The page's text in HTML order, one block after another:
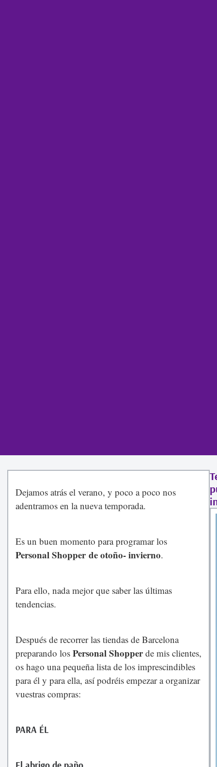
Dejamos atrás el verano, y poco a poco nos
adentramos en la nueva temporada.
Es un buen momento para programar los
Personal Shopper de otoño- invierno.
Para ello, nada mejor que saber las últimas
tendencias.
Después de recorrer las tiendas de Barcelona
preparando los Personal Shopperde mis clientes,
os hago una pequeña lista de los imprescindibles
para él y para ella, así podréis empezar a organizar
vuestras compras:
PARA ÉL